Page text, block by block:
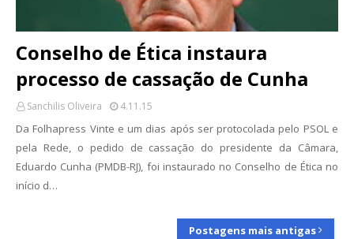
Conselho de Ética instaura
processo de cassação de Cunha
Sanchilis Oliveira 4.11.15
Da Folhapress Vinte e um dias após ser protocolada pelo PSOL e
pela Rede, o pedido de cassação do presidente da Câmara,
Eduardo Cunha (PMDB-RJ), foi instaurado no Conselho de Ética no
início d…
Postagens mais antigas